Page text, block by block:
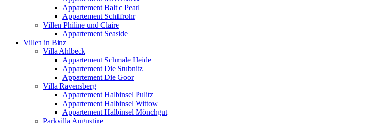
Appartement Baltic Pearl
Appartement Schilfrohr
Villen Philine und Claire
Appartement Seaside
Villen in Binz
Villa Ahlbeck
Appartement Schmale Heide
Appartement Die Stubnitz
Appartement Die Goor
Villa Ravensberg
Appartement Halbinsel Pulitz
Appartement Halbinsel Wittow
Appartement Halbinsel Mönchgut
Parkvilla Augustine